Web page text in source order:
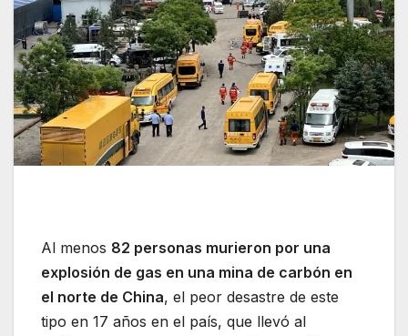
Al menos 82 personas murieron por una
explosión de gas en una mina de carbón en
el norte de China, el peor desastre de este
tipo en 17 años en el país, que llevó al